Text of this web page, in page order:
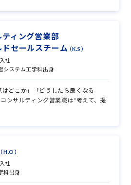
ティング営業部
ドセールスチーム（K.S）
社
システム工学科出身
はどこか」「どうしたら良くなる
ンサルティング営業職は“考えて、提
H.O）
社
科出身